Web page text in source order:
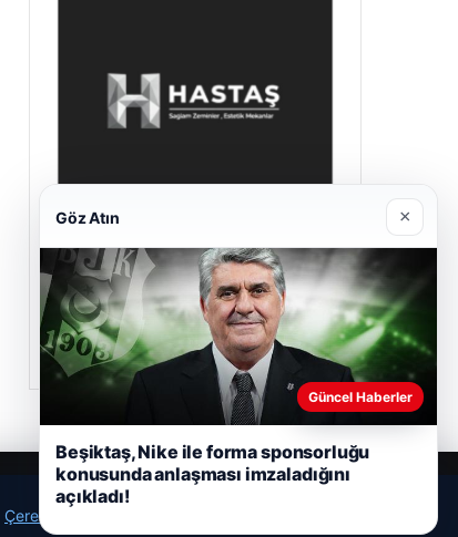
Hastaş Beton
26/05/2026
Çerez Politikamız
Göz Atın ×
Güncel Haberler
Beşiktaş, Nike ile forma sponsorluğu
konusunda anlaşması imzaladığını
açıkladı!